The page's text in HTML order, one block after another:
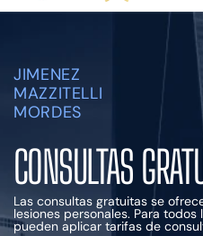
CONSULTAS
Las consultas gratuitas se
lesiones personales. Para todos
pueden aplicar tarifas de
JIMENEZ
MAZZITELLI
MORDES